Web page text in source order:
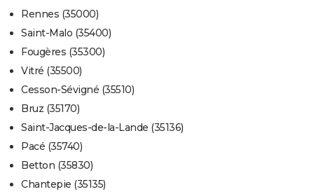
Rennes (35000)
Saint-Malo (35400)
Fougères (35300)
Vitré (35500)
Cesson-Sévigné (35510)
Bruz (35170)
Saint-Jacques-de-la-Lande (35136)
Pacé (35740)
Betton (35830)
Chantepie (35135)